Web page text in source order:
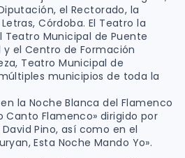
el Rectorado, la
Córdoba. El Teatro la
Teatro Municipal de Puente
el Centro de Formación
Teatro Municipal de
municipios de toda la
la Noche Blanca del Flamenco
Canto Flamenco» dirigido por
David Pino, así como en el
Esta Noche Mando Yo».